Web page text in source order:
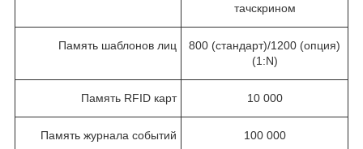
тачскрином
Память шаблонов лиц
800 (стандарт)/1200 (опция)
(1:N)
Память RFID карт 10 000
Память журнала событий 100 000